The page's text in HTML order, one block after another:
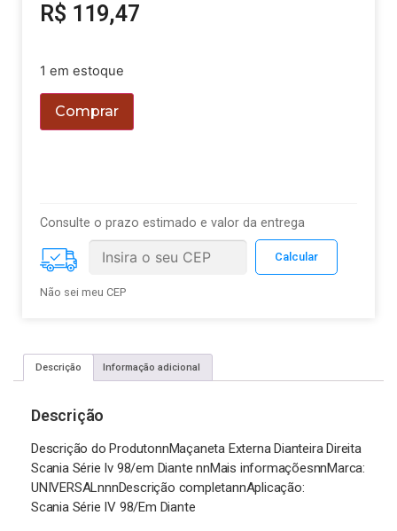
R$ 119,47
1 em estoque
Comprar
Consulte o prazo estimado e valor da entrega
Não sei meu CEP
Descrição Informação adicional
Descrição
Descrição do ProdutonnMaçaneta Externa Dianteira Direita
Scania Série Iv 98/em Diante nnMais informaçõesnnMarca:
UNIVERSALnnnDescrição completannAplicação:
Scania Série IV 98/Em Diante